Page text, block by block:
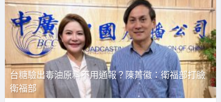
台糖驗出毒油原料不用通報？陳菁徽：衛福部打臉
衛福部